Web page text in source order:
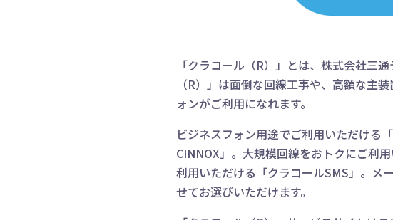
「クラコール（R）」とは、株式会社三
（R）」は面倒な回線工事や、高額な主
ォンがご利用になれます。
ビジネスフォン用途でご利用いただける
CINNOX」。大規模回線をおトクにご利
利用いただける「クラコールSMS」。メ
せてお選びいただけます。